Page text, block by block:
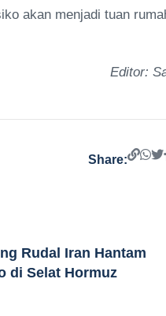
akan menjadi tuan
Editor:
Share:
Rudal Iran Hantam
di Selat Hormuz